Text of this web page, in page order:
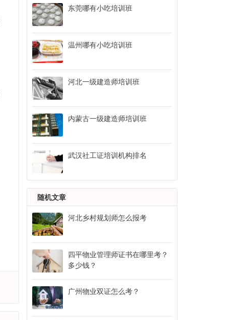
东莞哪有小吃培训班
温州哪有小吃培训班
河北一级建造师培训班
内蒙古一级建造师培训班
武汉社工证培训机构排名
随机文章
河北乡村规划师怎么报考
四平物业管理师证书在哪里考？
多少钱？
广州物业双证怎么考？